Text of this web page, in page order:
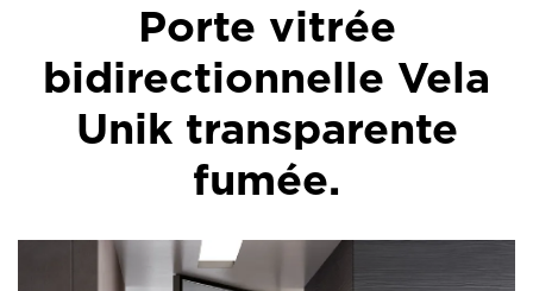
Porte vitrée
bidirectionnelle Vela
Unik transparente
fumée.